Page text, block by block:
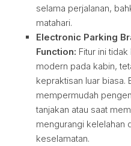
selama perjalanan,
matahari.
Electronic Parking
Function: Fitur ini
modern pada kabin,
kepraktisan luar biasa.
mempermudah
tanjakan atau saat
mengurangi kelelahan
keselamatan.